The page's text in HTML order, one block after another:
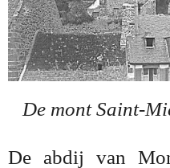
De mont Saint-
De abdij van